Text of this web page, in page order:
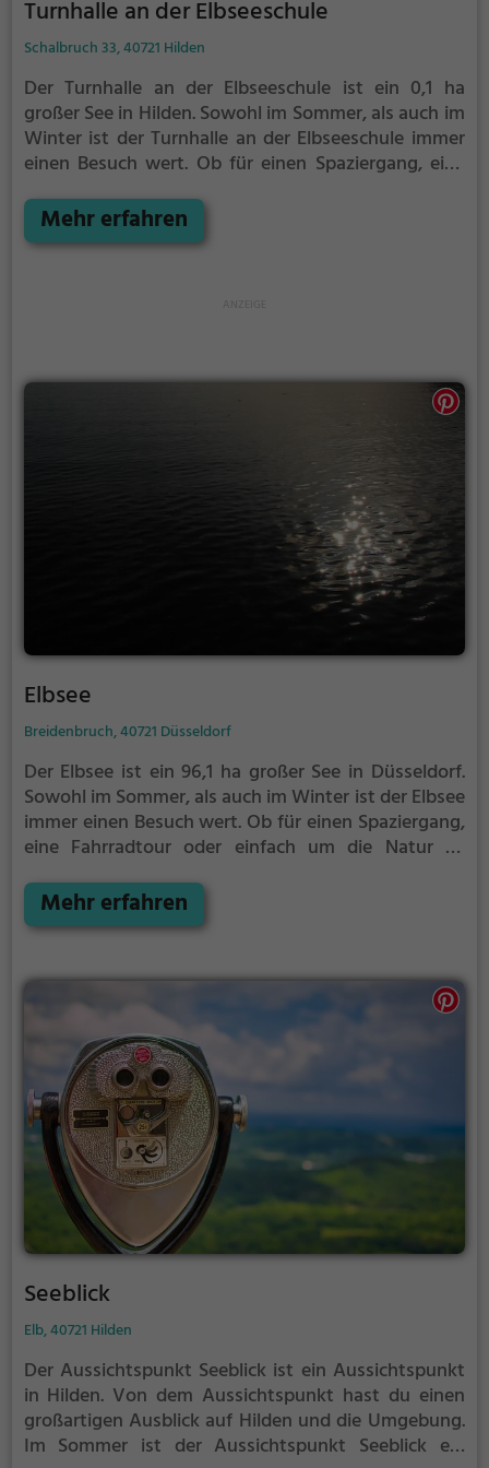
Turnhalle an der Elbseeschule
Schalbruch 33, 40721 Hilden
Der Turnhalle an der Elbseeschule ist ein 0,1 ha
großer See in Hilden.Sowohl im Sommer, als auch im
Winter ist der Turnhalle an der Elbseeschule immer
einen Besuch wert. Ob für einen Spaziergang, eine
der Turnhalle an der Elbseeschule bietet zahlreiche
Möglichkeiten für Freizeitaktivitäten.
Mehr erfahren
Elbsee
Breidenbruch, 40721 Düsseldorf
Der Elbsee ist ein 96,1 ha großer See in Düsseldorf.
Sowohl im Sommer, als auch im Winter ist der Elbsee
immer einen Besuch wert. Ob für einen Spaziergang,
eine Fahrradtour oder einfach um die Natur zu
Möglichkeiten für Freizeitaktivitäten.
Mehr erfahren
Seeblick
Elb, 40721 Hilden
Der Aussichtspunkt Seeblick ist ein Aussichtspunkt
in Hilden. Von dem Aussichtspunkt hast du einen
großartigen Ausblick auf Hilden und die Umgebung.
Im Sommer ist der Aussichtspunkt Seeblick ein